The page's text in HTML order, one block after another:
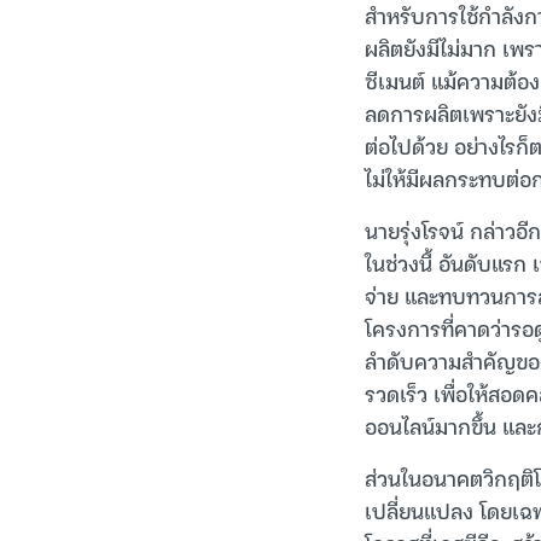
สำหรับการใช้กำลัง
ผลิตยังมีไม่มาก เพ
ซีเมนต์ แม้ความต้อ
ลดการผลิตเพราะยั
ต่อไปด้วย อย่างไร
ไม่ให้มีผลกระทบต่อ
นายรุ่งโรจน์ กล่าว
ในช่วงนี้ อันดับแรก
จ่าย และทบทวนกา
โครงการที่คาดว่า
ลำดับความสำคัญขอ
รวดเร็ว เพื่อให้สอ
ออนไลน์มากขึ้น แล
ส่วนในอนาคตวิกฤติ
เปลี่ยนแปลง โดยเ